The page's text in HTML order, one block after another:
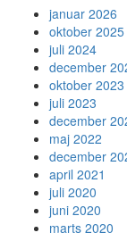
januar 2026
oktober 2025
juli 2024
december
oktober 2023
juli 2023
december
maj 2022
december
april 2021
juli 2020
juni 2020
marts 2020